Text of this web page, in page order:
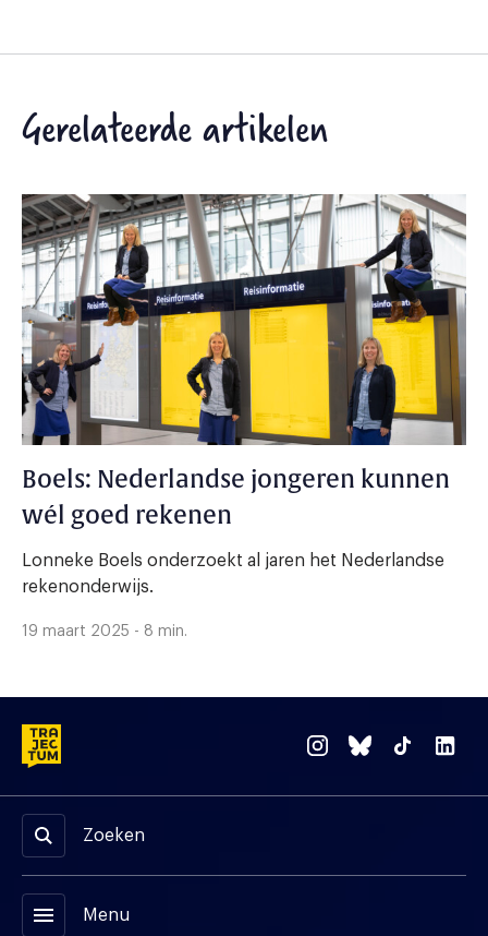
Gerelateerde artikelen
Boels: Nederlandse jongeren kunnen
wél goed rekenen
Lonneke Boels onderzoekt al jaren het Nederlandse
rekenonderwijs.
19 maart 2025 - 8 min.
Zoeken
menu Menu